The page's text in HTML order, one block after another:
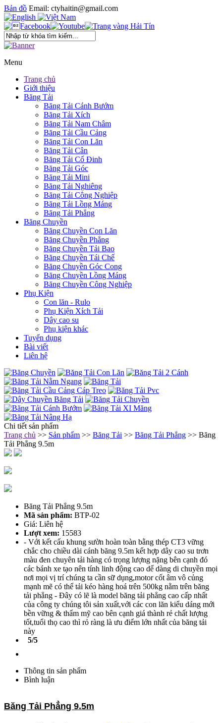
Bản đồ Email: ctyhaitin@gmail.com
Menu
Trang chủ
Giới thiệu
Băng Tải
Băng Tải Cánh Bướm
Băng Tải Xích
Băng Tải Nam Châm
Băng Tải Cầu Cảng
Băng Tải Con Lăn
Băng Tải Cân
Băng Tải Cố Đinh
Băng Tải Góc
Băng Tải Mini
Băng Tải Nghiêng
Băng Tải Công Nghiệp
Băng Tải Lồng Máng
Băng Tải Phẳng
Băng Chuyền
Băng Chuyền Con Lăn
Băng Chuyền Phẳng
Băng Chuyền Tải Bao
Băng Chuyền Tái Chế
Băng Chuyền Góc Cong
Băng Chuyền Lồng Máng
Băng Chuyền Công Nghiệp
Phụ Kiện
Con lăn - Rulo
Phụ Kiện Xích Tải
Dây cao su
Phụ kiện khác
Tuyển dụng
Bài viết
Liên hệ
Chi tiết sản phẩm
Trang chủ >> Sản phẩm >> Băng Tải >> Băng Tải Phẳng >> Băng
Tải Phẳng 9.5m
Băng Tải Phẳng 9.5m
Mã sản phẩm: BTP-02
Giá: Liên hệ
Lượt xem: 15583
- Với kết cấu khung sườn hoàn toàn bằng thép CT3 vững
chắc cho chiều dài cánh băng 9.5m kết hợp dây cao su trơn
màu đen chuyên tải hàng có trọng lượng nặng bên cạnh đó
các bánh xe tạo nên tính linh động cao dể dàng di chuyền mọi
nơi mọi vị trí chúng ta cần sữ dụng,motor cốt âm vô củng
mạnh mẽ có thể tải kéo hàng hoá trên 500kg nằm trên băng
tải phẳng - Đây có lẽ là model băng tải phẳng cao cấp nhất
của công ty chúng tôi sản xuất,với các con lăn kiểu dáng mới
bền vững & thẩm mỹ cao bên cạnh giá thành rẻ chất lượng
tốt,tuổi thọ cao thì rỏ ràng là ưu điểm lớn nhất của băng tải
này
5/5
Thông tin sản phẩm
Bình luận
Băng Tải Phẳng 9.5m